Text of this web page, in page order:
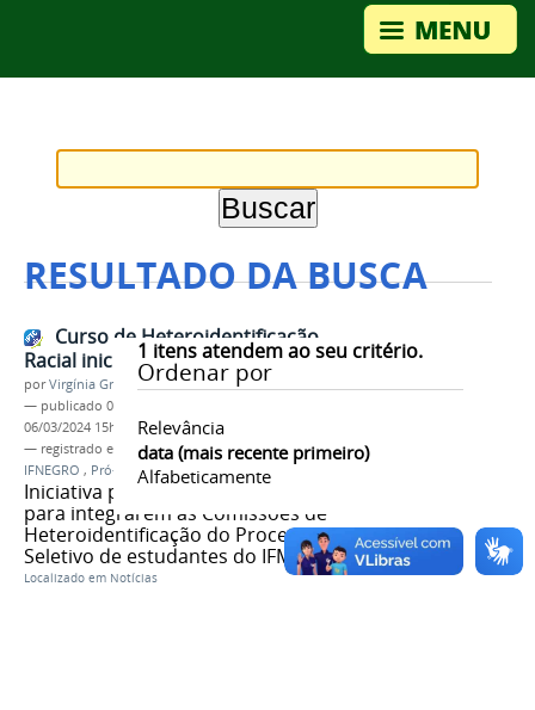
RESULTADO DA BUSCA
1 itens atendem ao seu critério.
Ordenar por
Relevância
data (mais recente primeiro)
Alfabeticamente
Curso de Heteroidentificação
Racial inicia inscrições
porVirgínia Graziela Fonseca Barbosa
— publicado 02/11/2023
06/03/2024 15h55
— registrado em:
Heteroidentificação,coletivo
IFNEGRO , Pró-reitoria de Ensino Proen
Iniciativa prepara os participantes
para integrarem as Comissões de
Heteroidentificação do Processo
Seletivo de estudantes do IFMG
Localizado em Notícias